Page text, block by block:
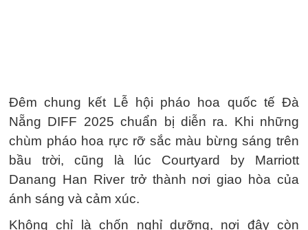
Đêm chung kết Lễ hội pháo hoa quốc tế Đà
Nẵng DIFF 2025 chuẩn bị diễn ra. Khi những
chùm pháo hoa rực rỡ sắc màu bừng sáng trên
bầu trời, cũng là lúc Courtyard by Marriott
Danang Han River trở thành nơi giao hòa của
ánh sáng và cảm xúc.
Không chỉ là chốn nghỉ dưỡng, nơi đây còn